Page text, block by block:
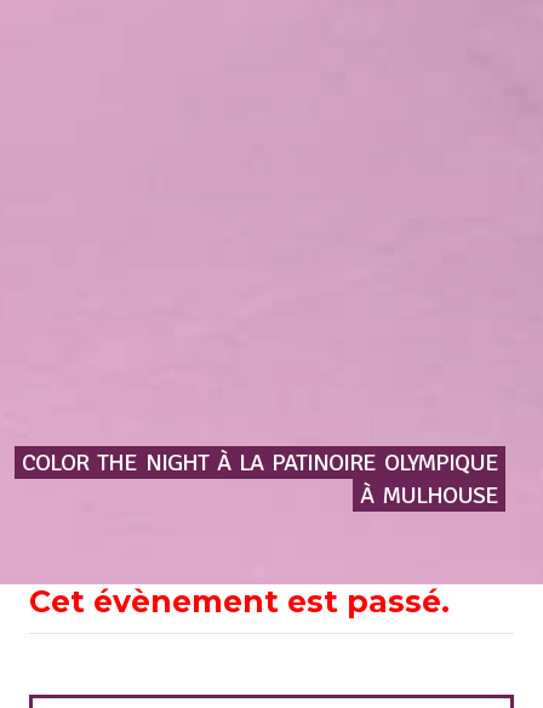
COLOR THE NIGHT À LA PATINOIRE OLYMPIQUE
À MULHOUSE
Cet évènement est passé.